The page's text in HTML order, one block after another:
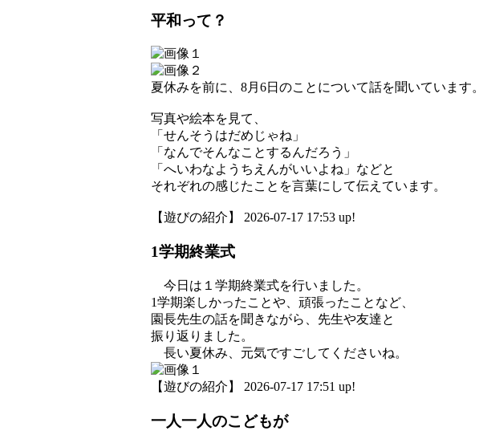
平和って？
夏休みを前に、8月6日のことについて話を聞いています。
写真や絵本を見て、
「せんそうはだめじゃね」
「なんでそんなことするんだろう」
「へいわなようちえんがいいよね」などと
それぞれの感じたことを言葉にして伝えています。
【遊びの紹介】 2026-07-17 17:53 up!
1学期終業式
今日は１学期終業式を行いました。
1学期楽しかったことや、頑張ったことなど、
園長先生の話を聞きながら、先生や友達と
振り返りました。
長い夏休み、元気ですごしてくださいね。
【遊びの紹介】 2026-07-17 17:51 up!
一人一人のこどもが